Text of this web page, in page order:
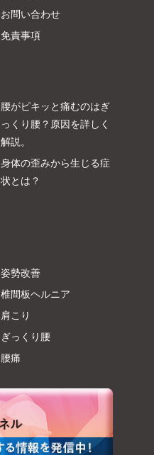
お問い合わせ
免責事項
腰がピキッと痛むのはぎ
っくり腰？原因を詳しく
解説。
身体の歪みから生じる症
状とは？
姿勢改善
椎間板ヘルニア
肩こり
ぎっくり腰
腰痛